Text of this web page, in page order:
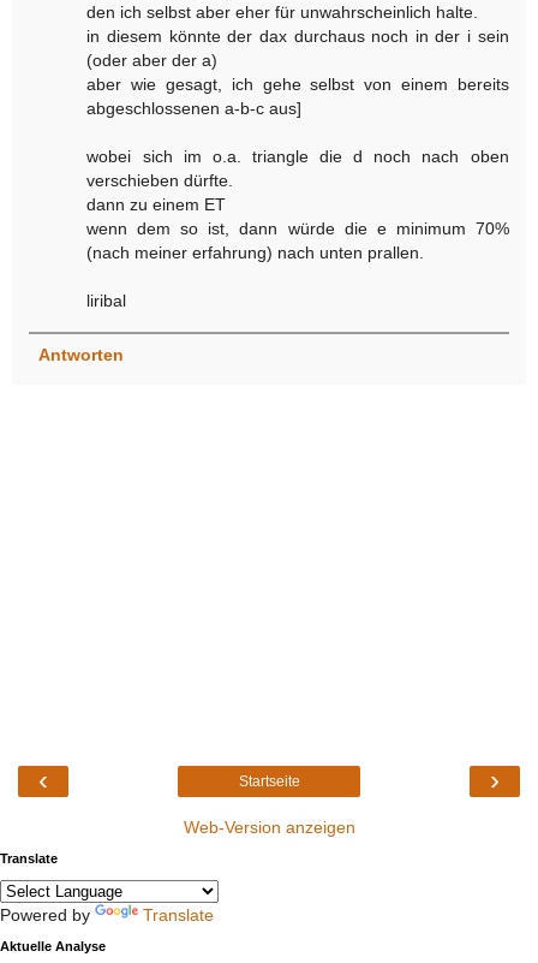
den ich selbst aber eher für unwahrscheinlich halte.
in diesem könnte der dax durchaus noch in der i sein
(oder aber der a)
aber wie gesagt, ich gehe selbst von einem bereits
abgeschlossenen a-b-c aus]
wobei sich im o.a. triangle die d noch nach oben
verschieben dürfte.
dann zu einem ET
wenn dem so ist, dann würde die e minimum 70%
(nach meiner erfahrung) nach unten prallen.
liribal
Antworten
‹ ›
Startseite
Web-Version anzeigen
Translate
Powered by Translate
Aktuelle Analyse